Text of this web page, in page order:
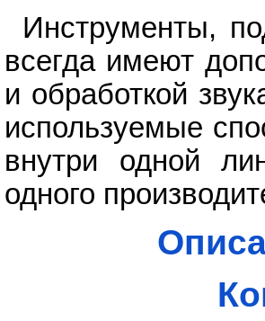
Инструменты,
всегда имеют
и обработкой
используемые
внутри одной
одного